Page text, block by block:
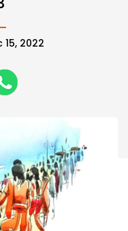
15, 2022